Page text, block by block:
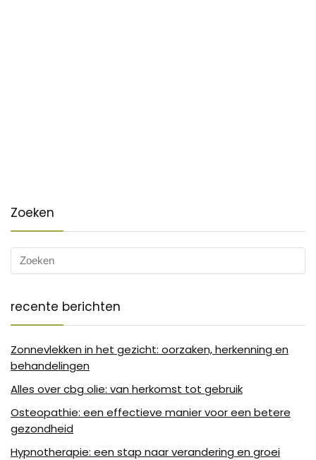
Zoeken
recente berichten
Zonnevlekken in het gezicht: oorzaken, herkenning en
behandelingen
Alles over cbg olie: van herkomst tot gebruik
Osteopathie: een effectieve manier voor een betere
gezondheid
Hypnotherapie: een stap naar verandering en groei